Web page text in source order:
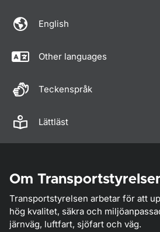
English
Other languages
Teckenspråk
Lättläst
Om
Transportstyrelsen arbetar för att
hög kvalitet, säkra och
järnväg, luftfart, sjöfart och väg.